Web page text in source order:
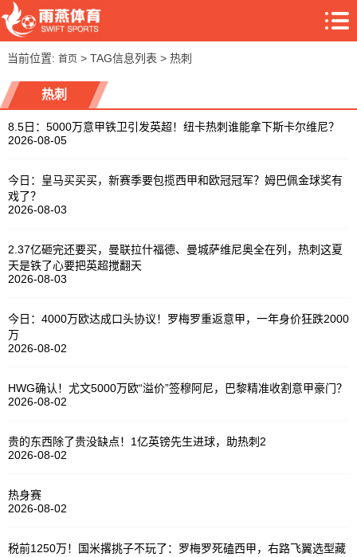
当前位置: 首页> TAG信息列表 > 热刺
热刺
8.5日：5000万意甲铁卫引发英超！纽卡热刺谁能拿下斯卡尔维尼？
2026-08-05
今日：皇马买买买，新赛季要包揽西甲和欧冠冠军？姆巴佩金球奖有
戏了？
2026-08-03
2.37亿砸完还要买，曼联拉什福德、曼城萨维尼奥全在列，热刺这夏
天是铁了心要把英超搅翻天
2026-08-03
今日：4000万欧达成口头协议！罗梅罗重返意甲，一年身价狂跌2000
万
2026-08-02
HWG确认！尤文5000万欧“溢价”签穆阿尼，巴黎精准收割意甲豪门？
2026-08-02
贵的东西除了贵没缺点！1亿英镑先生进球，助热刺2
2026-08-02
热身赛
2026-08-02
税前1250万！国米撂挑子不玩了：罗梅罗死磕西甲，右路飞翼选型藏